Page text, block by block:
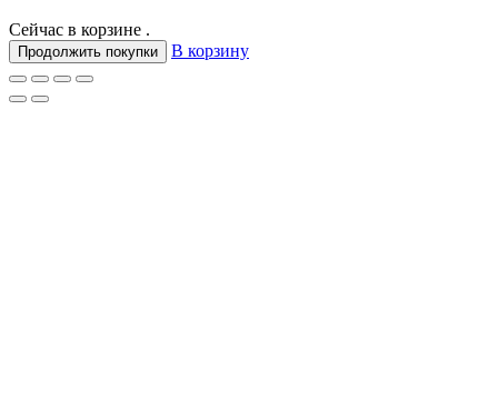
Сейчас в корзине .
Продолжить покупки В корзину